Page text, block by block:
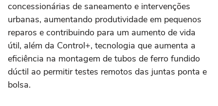
concessionárias de saneamento e intervenções
urbanas, aumentando produtividade em pequenos
reparos e contribuindo para um aumento de vida
útil, além da Control+, tecnologia que aumenta a
eficiência na montagem de tubos de ferro fundido
dúctil ao permitir testes remotos das juntas ponta e
bolsa.